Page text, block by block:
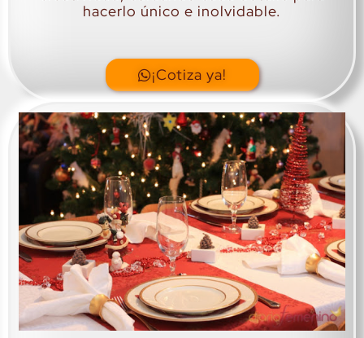
hacerlo único e inolvidable.
¡Cotiza ya!